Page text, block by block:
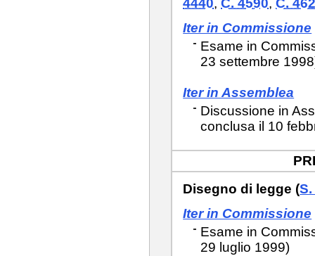
Iter in Commissione
Esame in
23 settembre
Iter in Assemblea
Discussione in
conclusa il 10
Disegno di legge (
Iter in Commissione
Esame in
29 luglio 1999)